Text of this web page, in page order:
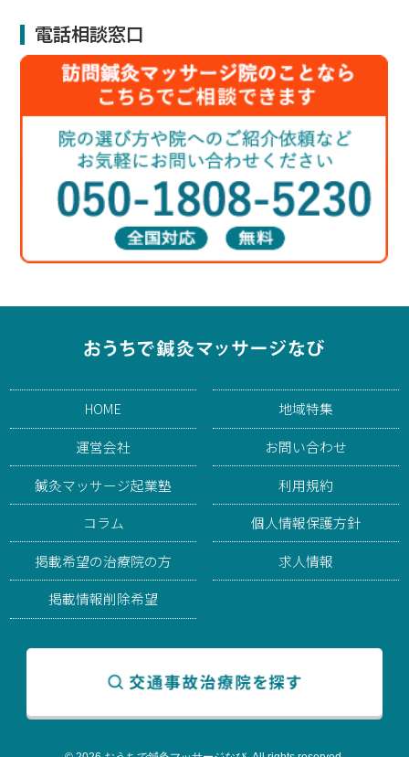
電話相談窓口
HOME
運営会社
鍼灸マッサージ起業塾
コラム
掲載希望の治療院の方
掲載情報削除希望
地域特集
お問い合わせ
利用規約
個人情報保護方針
求人情報